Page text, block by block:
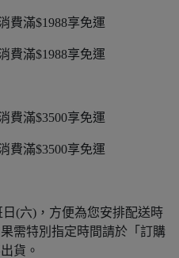
費滿$1988享免運
費滿$1988享免運
費滿$3500享免運
費滿$3500享免運
(六)，方便為您安排配送時
需特別指定時間請於「訂購
貨。